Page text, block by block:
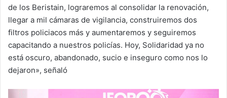
de los Beristain, lograremos al consolidar la renovación,
llegar a mil cámaras de vigilancia, construiremos dos
filtros policiacos más y aumentaremos y seguiremos
capacitando a nuestros policías. Hoy, Solidaridad ya no
está oscuro, abandonado, sucio e inseguro como nos lo
dejaron», señaló